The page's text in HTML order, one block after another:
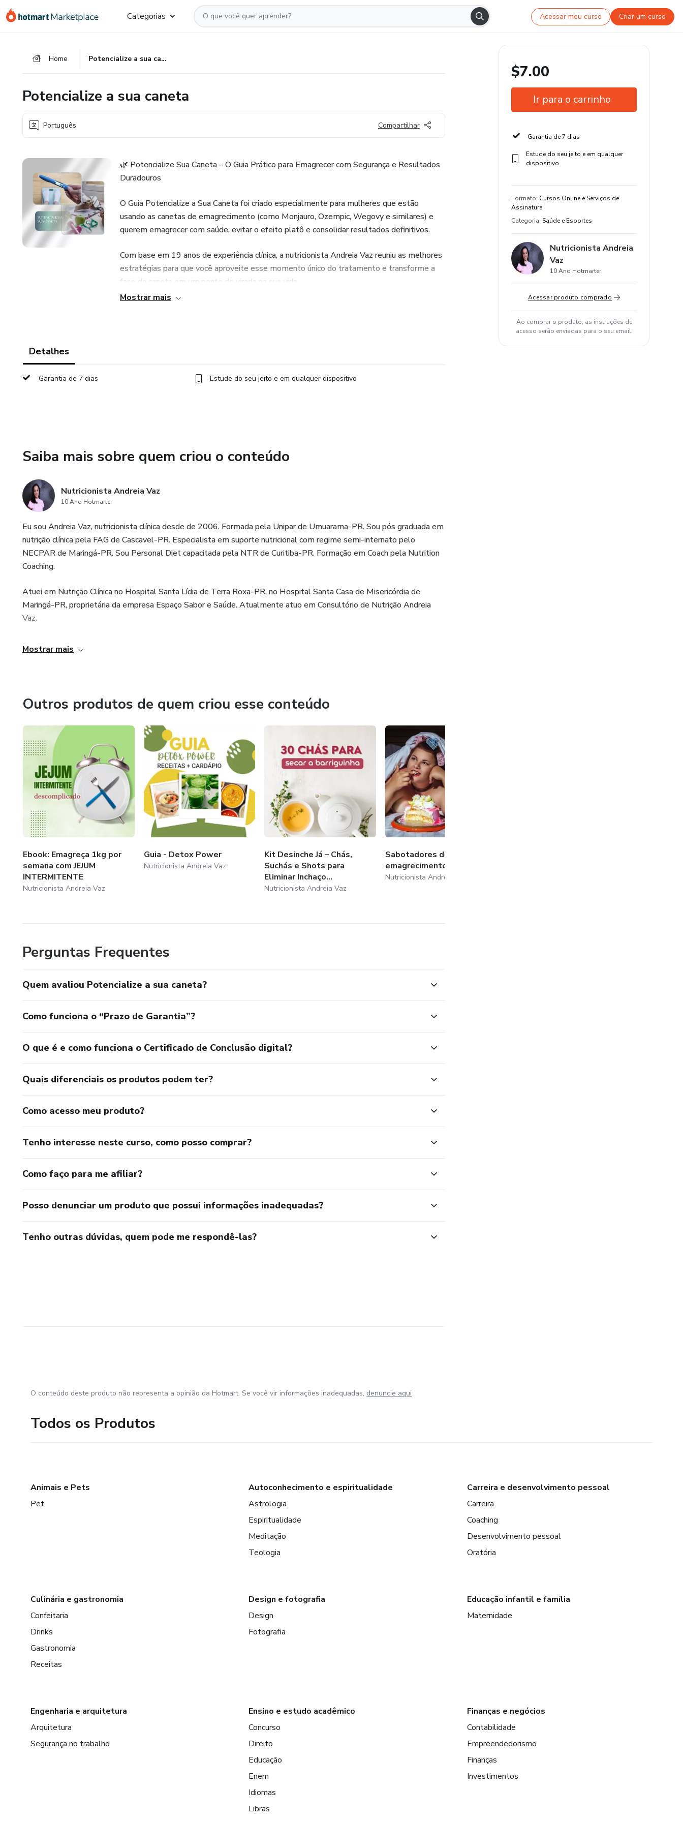
para
para
para
Categorias Acessar meu curso Criar um curso
Home Potencialize a sua caneta
Potencialize a sua caneta
Português Compartilhar
🌿 Potencialize Sua Caneta – O Guia Prático para Emagrecer com Segurança e Resultados
Duradouros
O Guia Potencialize a Sua Caneta foi criado especialmente para mulheres que estão
usando as canetas de emagrecimento (como Monjauro, Ozempic, Wegovy e similares) e
querem emagrecer com saúde, evitar o efeito platô e consolidar resultados definitivos.
Com base em 19 anos de experiência clínica, a nutricionista Andreia Vaz reuniu as melhores
estratégias para que você aproveite esse momento único do tratamento e transforme a
fase da caneta em um ponto de virada na sua vida.
✅ Exames laboratoriais que devem ser acompanhados + valores ideais segundo a nutrição
funcional
✅ Guia de chás, suchás e shots anti-inflamatórios para aliviar sintomas
mensais
Mostrar mais
Detalhes
Garantia de 7 dias Estude do seu jeito e em qualquer dispositivo
Saiba mais sobre quem criou o conteúdo
Nutricionista Andreia Vaz
10 Ano Hotmarter
Eu sou Andreia Vaz, nutricionista clínica desde de 2006. Formada pela Unipar de Umuarama-PR. Sou pós graduada em
nutrição clínica pela FAG de Cascavel-PR. Especialista em suporte nutricional com regime semi-internato pelo
NECPAR de Maringá-PR. Sou Personal Diet capacitada pela NTR de Curitiba-PR. Formação em Coach pela Nutrition
Coaching.
Atuei em Nutrição Clínica no Hospital Santa Lídia de Terra Roxa-PR, no Hospital Santa Casa de Misericórdia de
Maringá-PR, proprietária da empresa Espaço Sabor e Saúde. Atualmente atuo em Consultório de Nutrição Andreia
Vaz.
Mostrar mais
Outros produtos de quem criou esse conteúdo
Ebook: Emagreça 1kg por
semana com JEJUM
INTERMITENTE
Nutricionista Andreia Vaz
Guia - Detox Power
Nutricionista Andreia Vaz
Kit Desinche Já – Chás,
Suchás e Shots para
Eliminar Inchaço...
Nutricionista Andreia Vaz
Sabotadores do
emagrecimento
Nutricionista Andreia Vaz
Perguntas Frequentes
Quem avaliou Potencialize a sua caneta?
Como funciona o “Prazo de Garantia”?
O que é e como funciona o Certificado de Conclusão digital?
Quais diferenciais os produtos podem ter?
Como acesso meu produto?
Tenho interesse neste curso, como posso comprar?
Como faço para me afiliar?
Posso denunciar um produto que possui informações inadequadas?
Tenho outras dúvidas, quem pode me respondê-las?
$7.00
Ir para o carrinho
Garantia de 7 dias
Estude do seu jeito e em qualquer
dispositivo
Formato: Cursos Online e Serviços de
Assinatura
Categoria: Saúde e Esportes
Nutricionista Andreia
Vaz
10 Ano Hotmarter
Acessar produto comprado
Ao comprar o produto, as instruções de
acesso serão enviadas para o seu email.
O conteúdo deste produto não representa a opinião da Hotmart. Se você vir informações inadequadas, denuncie aqui
Todos os Produtos
Animais e Pets
Pet
Autoconhecimento e espiritualidade
Astrologia
Espiritualidade
Meditação
Teologia
Carreira e desenvolvimento pessoal
Carreira
Coaching
Desenvolvimento pessoal
Oratória
Culinária e gastronomia
Confeitaria
Drinks
Gastronomia
Receitas
Design e fotografia
Design
Fotografia
Educação infantil e família
Maternidade
Engenharia e arquitetura
Arquitetura
Segurança no trabalho
Ensino e estudo acadêmico
Concurso
Direito
Educação
Enem
Idiomas
Libras
Finanças e negócios
Contabilidade
Empreendedorismo
Finanças
Investimentos